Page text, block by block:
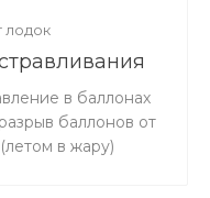
лодок
в лодке ПВХ
в баллонах
баллонов от
в жару)